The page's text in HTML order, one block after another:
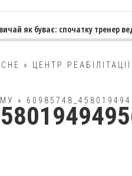
як буває: спочатку тренер
» ЦЕНТР
»